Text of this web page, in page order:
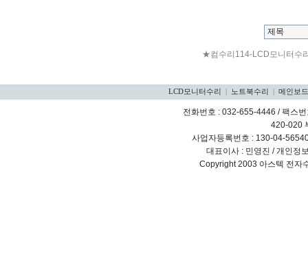
★컴수리114-LCD모니터수
LCD모니터수리 | 노트북수리 | 메인보
전화번호 : 032-655-4446 / 팩스
420-020
사업자등록번호 : 130-04-
대표이사 : 민영진 / 개인정
Copyright 2003 아스텍 전자